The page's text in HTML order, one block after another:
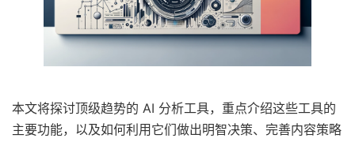
本文将探讨顶级趋势的 AI 分析工具，重点介绍这些工具的
主要功能，以及如何利用它们做出明智决策、完善内容策略